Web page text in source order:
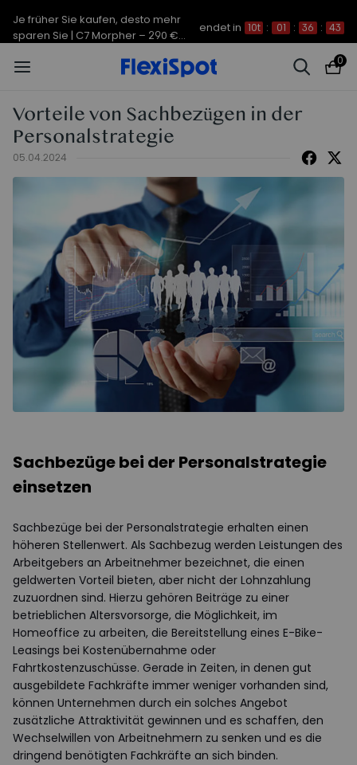
Je früher Sie kaufen, desto mehr
sparen Sie | C7 Morpher – 290 €
Rabatt
endet in 10t 01 36 43
0
Vorteile von Sachbezügen in der
Personalstrategie
05.04.2024
Sachbezüge bei der Personalstrategie
einsetzen
Sachbezüge bei der Personalstrategie erhalten einen
höheren Stellenwert. Als Sachbezug werden Leistungen des
Arbeitgebers an Arbeitnehmer bezeichnet, die einen
geldwerten Vorteil bieten, aber nicht der Lohnzahlung
zuzuordnen sind. Hierzu gehören Beiträge zu einer
betrieblichen Altersvorsorge, die Möglichkeit, im
Homeoffice zu arbeiten, die Bereitstellung eines E-Bike-
Leasings bei Kostenübernahme oder
Fahrtkostenzuschüsse. Gerade in Zeiten, in denen gut
ausgebildete Fachkräfte immer weniger vorhanden sind,
können Unternehmen durch ein solches Angebot
zusätzliche Attraktivität gewinnen und es schaffen, den
Wechselwillen von Arbeitnehmern zu senken und es die
dringend benötigten Fachkräfte an sich binden.